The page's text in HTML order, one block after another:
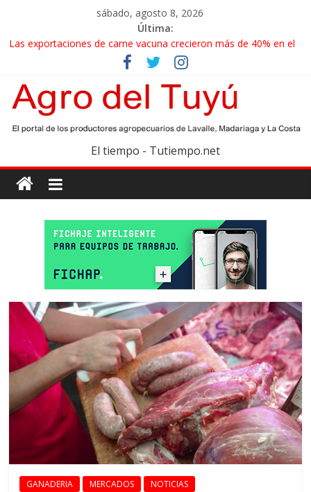
sábado, agosto 8, 2026
Última:
Las exportaciones de carne vacuna crecieron más de 40% en el
La miel, un motor de las economías regionales que enfrenta
nuevos desafíos para exportar
El gobierno bonaerense realizará un censo para actualizar el
mapa de la producción hortiflorícola
Las exportaciones agroindustriales anotaron un récord histórico
en el primer semestre
Maíz: estiman una cosecha récord de 71,5 millones de toneladas
El tiempo - Tutiempo.net
GANADERIA MERCADOS NOTICIAS